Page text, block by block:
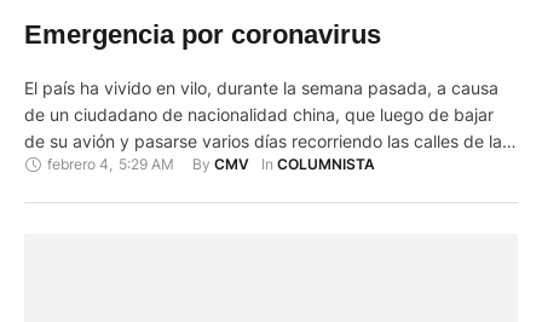
Emergencia por coronavirus
El país ha vivido en vilo, durante la semana pasada, a causa
de un ciudadano de nacionalidad china, que luego de bajar
de su avión y pasarse varios días recorriendo las calles de la
Capital de la República, y quizá hasta dando la mano a
febrero 4 5:29 AM By CMV In COLUMNISTA